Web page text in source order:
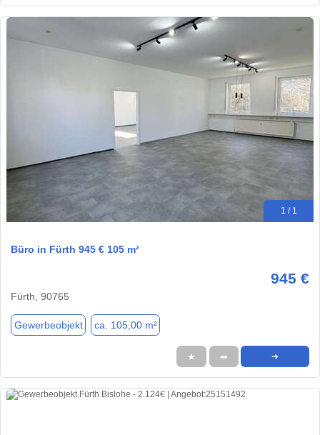
1 / 1
Büro in Fürth 945 € 105 m²
945 €
Fürth, 90765
Gewerbeobjekt ca. 105,00 m²
★ ➦ ➜